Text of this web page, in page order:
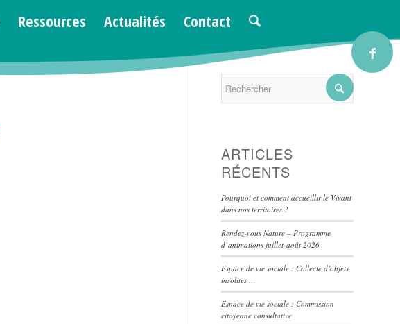
Ressources Actualités Contact
Vous êtes ici : Accueil
ARTICLES
RÉCENTS
Pourquoi et comment accueillir le Vivant
dans nos territoires ?
Rendez-vous Nature – Programme
d’animations juillet-août 2026
Espace de vie sociale : Collecte d’objets
insolites …
Espace de vie sociale : Commission
citoyenne consultative